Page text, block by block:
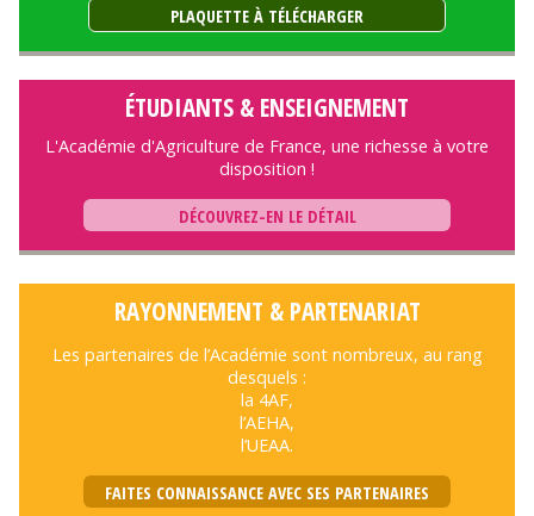
PLAQUETTE À TÉLÉCHARGER
ÉTUDIANTS & ENSEIGNEMENT
L'Académie d'Agriculture de France, une richesse à votre
disposition !
DÉCOUVREZ-EN LE DÉTAIL
RAYONNEMENT & PARTENARIAT
Les partenaires de l’Académie sont nombreux, au rang
desquels :
la 4AF,
l’AEHA,
l’UEAA.
FAITES CONNAISSANCE AVEC SES PARTENAIRES